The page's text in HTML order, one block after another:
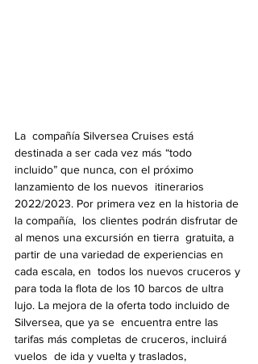
La  compañía Silversea Cruises está
destinada a ser cada vez más “todo
incluido” que nunca, con el próximo
lanzamiento de los nuevos  itinerarios
2022/2023. Por primera vez en la historia de
la compañía,  los clientes podrán disfrutar de
al menos una excursión en tierra  gratuita, a
partir de una variedad de experiencias en
cada escala, en  todos los nuevos cruceros y
para toda la flota de los 10 barcos de ultra
lujo. La mejora de la oferta todo incluido de
Silversea, que ya se  encuentra entre las
tarifas más completas de cruceros, incluirá
vuelos  de ida y vuelta y traslados,